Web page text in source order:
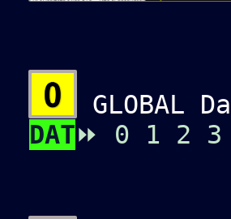
DAT⏩ 0 1 2 3